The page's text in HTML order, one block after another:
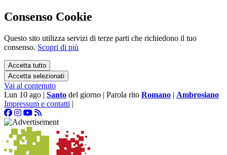
Consenso Cookie
Questo sito utilizza servizi di terze parti che richiedono il tuo
consenso. Scopri di più
Accetta tutto
Accetta selezionati
Vai al contenuto
Lun 10 ago | Santo del giorno | Parola rito Romano | Ambrosiano
Impressum e contatti |